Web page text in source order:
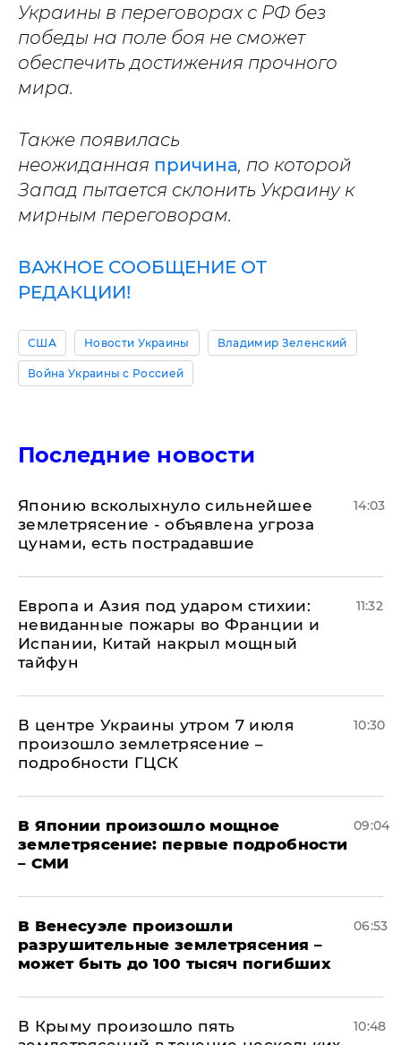
Украины в переговорах с РФ без
победы на поле боя не сможет
обеспечить достижения прочного
мира.
Также появилась
неожиданная причина, по которой
Запад пытается склонить Украину к
мирным переговорам.
ВАЖНОЕ СООБЩЕНИЕ ОТ
РЕДАКЦИИ!
США Новости Украины Владимир Зеленский
Война Украины с Россией
Последние новости
Японию всколыхнуло сильнейшее
землетрясение - объявлена угроза
цунами, есть пострадавшие
14:03
Европа и Азия под ударом стихии:
невиданные пожары во Франции и
Испании, Китай накрыл мощный
тайфун
11:32
В центре Украины утром 7 июля
произошло землетрясение –
подробности ГЦСК
10:30
В Японии произошло мощное
землетрясение: первые подробности
– СМИ
09:04
В Венесуэле произошли
разрушительные землетрясения –
может быть до 100 тысяч погибших
06:53
В Крыму произошло пять
10:48